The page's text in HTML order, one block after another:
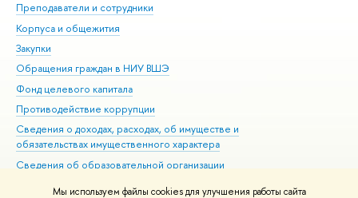
Мы используем файлы cookies для улучшения работы сайта
Преподаватели и сотрудники
Корпуса и общежития
Закупки
Обращения граждан в НИУ ВШЭ
Фонд целевого капитала
Противодействие коррупции
Сведения о доходах, расходах, об имуществе и
обязательствах имущественного характера
Сведения об образовательной организации
Людям с ограниченными возможностями здоровья